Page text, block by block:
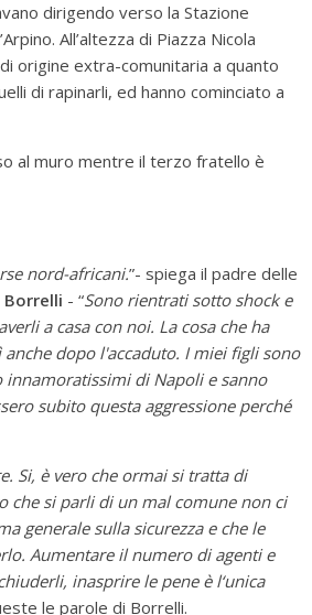
dirigendo verso la Stazione
All’altezza di Piazza Nicola
origine extra-comunitaria a quanto
di rapinarli, ed hanno cominciato a
al muro mentre il terzo fratello è
nord-africani.”- spiega il padre delle
Borrelli - “Sono rientrati sotto shock e
a casa con noi. La cosa che ha
dopo l'accaduto. I miei figli sono
di Napoli e sanno
subito questa aggressione perché
Si, è vero che ormai si tratta di
che si parli di un mal comune non ci
generale sulla sicurezza e che le
Aumentare il numero di agenti e
inasprire le pene è l‘unica
le parole di Borrelli.